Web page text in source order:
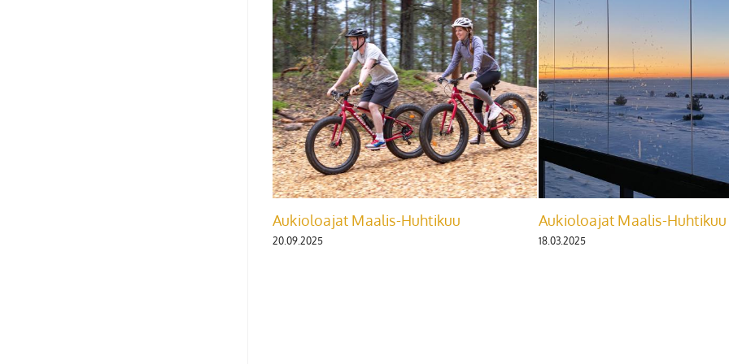
Aukioloajat Maalis-Huhtikuu
20.09.2025
Aukioloajat Maalis-Huhtikuu
18.03.2025